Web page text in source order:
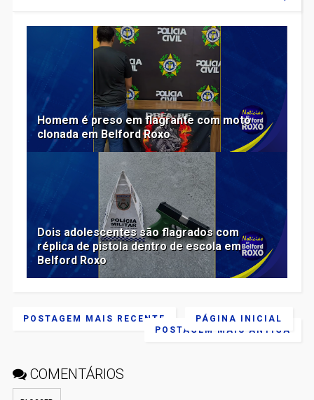
Homem é preso em flagrante com moto
clonada em Belford Roxo
Dois adolescentes são flagrados com
réplica de pistola dentro de escola em
Belford Roxo
POSTAGEM MAIS RECENTE
POSTAGEM MAIS ANTIGA
PÁGINA INICIAL
COMENTÁRIOS